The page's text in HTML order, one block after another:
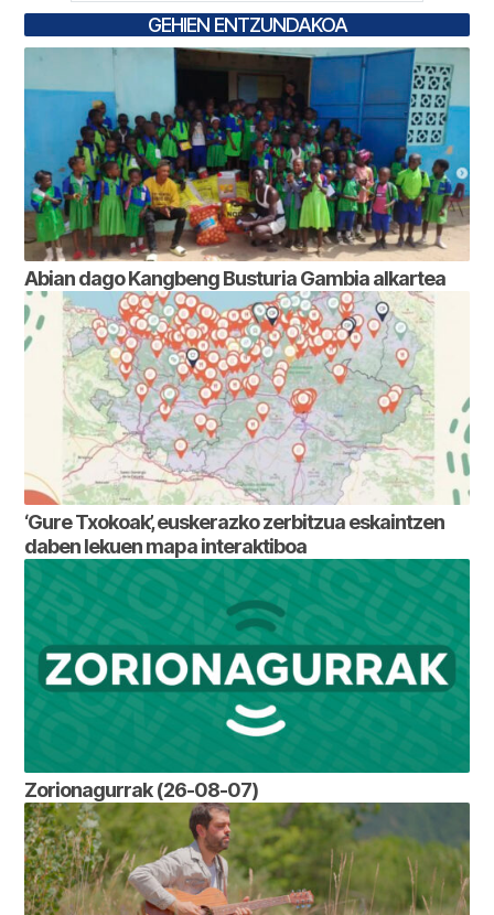
GEHIEN ENTZUNDAKOA
Abian dago Kangbeng Busturia Gambia alkartea
‘Gure Txokoak’, euskerazko zerbitzua eskaintzen
daben lekuen mapa interaktiboa
Zorionagurrak (26-08-07)